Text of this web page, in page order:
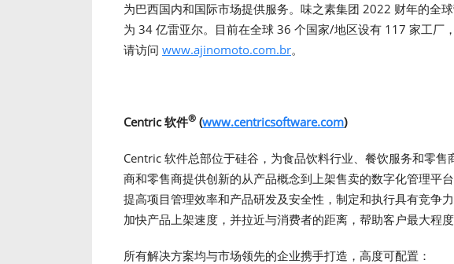
为巴西国内和国际市场提供服务。味之素集团 2022 财年的全
为 34 亿雷亚尔。目前在全球 36 个国家/地区设有 117 家工厂
请访问 www.ajinomoto.com.br。
Centric 软件® (www.centricsoftware.com)
Centric 软件总部位于硅谷，为食品饮料行业、餐饮服务和零
商和零售商提供创新的从产品概念到上架售卖的数字化管理平
提高项目管理效率和产品研发及安全性，制定和执行具有竞争
加快产品上架速度，并拉近与消费者的距离，帮助客户最大程
所有解决方案均与市场领先的企业携手打造，高度可配置：